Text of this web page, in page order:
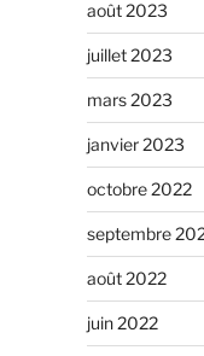
août 2023
juillet 2023
mars 2023
janvier 2023
octobre 2022
septembre
août 2022
juin 2022